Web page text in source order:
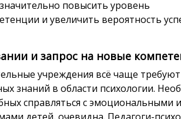
повысить уровень
и увеличить вероятность
и запрос на новые
учреждения всё чаще
знаний в области психологии.
справляться с эмоциональными и